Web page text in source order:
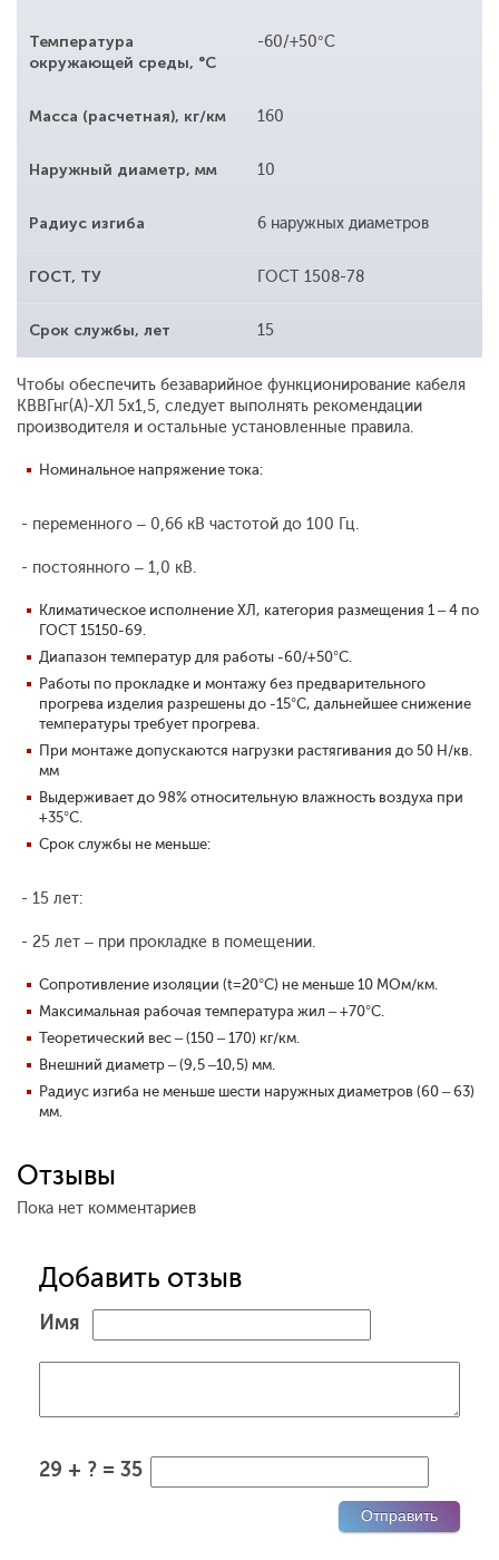
Температура
окружающей среды, °С
-60/+50°С
Масса (расчетная), кг/км 160
Наружный диаметр, мм 10
Радиус изгиба 6 наружных диаметров
ГОСТ, ТУ ГОСТ 1508-78
Срок службы, лет 15
Чтобы обеспечить безаварийное функционирование кабеля
КВВГнг(А)-ХЛ 5x1,5, следует выполнять рекомендации
производителя и остальные установленные правила.
Номинальное напряжение тока:
- переменного – 0,66 кВ частотой до 100 Гц.
- постоянного – 1,0 кВ.
Климатическое исполнение ХЛ, категория размещения 1 – 4 по
ГОСТ 15150-69.
Диапазон температур для работы -60/+50°С.
Работы по прокладке и монтажу без предварительного
прогрева изделия разрешены до -15°С, дальнейшее снижение
температуры требует прогрева.
При монтаже допускаются нагрузки растягивания до 50 Н/кв.
мм
Выдерживает до 98% относительную влажность воздуха при
+35°С.
Срок службы не меньше:
- 15 лет:
- 25 лет – при прокладке в помещении.
Сопротивление изоляции (t=20°С) не меньше 10 МОм/км.
Максимальная рабочая температура жил – +70°С.
Теоретический вес – (150 – 170) кг/км.
Внешний диаметр – (9,5 –10,5) мм.
Радиус изгиба не меньше шести наружных диаметров (60 – 63)
мм.
Отзывы
Пока нет комментариев
Добавить отзыв
Имя
29 + ? = 35